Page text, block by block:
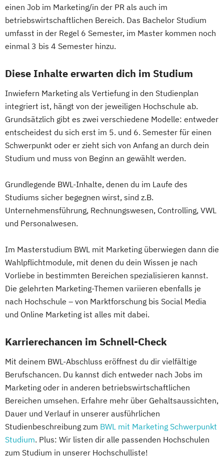
einen Job im Marketing/in der PR als auch im
betriebswirtschaftlichen Bereich. Das Bachelor Studium
umfasst in der Regel 6 Semester, im Master kommen noch
einmal 3 bis 4 Semester hinzu.
Diese Inhalte erwarten dich im Studium
Inwiefern Marketing als Vertiefung in den Studienplan
integriert ist, hängt von der jeweiligen Hochschule ab.
Grundsätzlich gibt es zwei verschiedene Modelle: entweder
entscheidest du sich erst im 5. und 6. Semester für einen
Schwerpunkt oder er zieht sich von Anfang an durch dein
Studium und muss von Beginn an gewählt werden.
Grundlegende BWL-Inhalte, denen du im Laufe des
Studiums sicher begegnen wirst, sind z.B.
Unternehmensführung, Rechnungswesen, Controlling, VWL
und Personalwesen.
Im Masterstudium BWL mit Marketing überwiegen dann die
Wahlpflichtmodule, mit denen du dein Wissen je nach
Vorliebe in bestimmten Bereichen spezialisieren kannst.
Die gelehrten Marketing-Themen variieren ebenfalls je
nach Hochschule – von Marktforschung bis Social Media
und Online Marketing ist alles mit dabei.
Karrierechancen im Schnell-Check
Mit deinem BWL-Abschluss eröffnest du dir vielfältige
Berufschancen. Du kannst dich entweder nach Jobs im
Marketing oder in anderen betriebswirtschaftlichen
Bereichen umsehen. Erfahre mehr über Gehaltsaussichten,
Dauer und Verlauf in unserer ausführlichen
Studienbeschreibung zum BWL mit Marketing Schwerpunkt
Studium. Plus: Wir listen dir alle passenden Hochschulen
zum Studium in unserer Hochschulliste!